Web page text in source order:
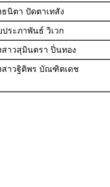
ธนิตา ปัดตาเทสัง
ประภาพันธ์ วิเวก
สาวสุมินตรา ปิ่นทอง
สาวฐิติพร บัณฑิตเดช